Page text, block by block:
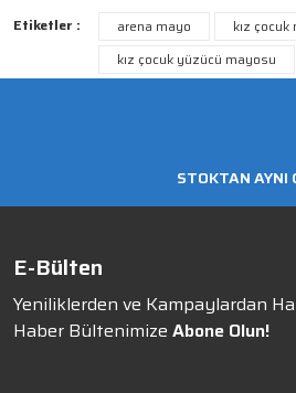
Etiketler : arena mayo kız
kız çocuk yüzücü mayosu
STOKTAN AYNI
E-Bülten
Yeniliklerden ve Kampaylardan
Haber Bültenimize Abone Olun!